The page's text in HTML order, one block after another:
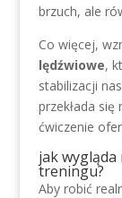
brzuch, ale
Co więcej,
lędźwiowe,
stabilizacji
przekłada
ćwiczenie
jak
treningu?
Aby robić